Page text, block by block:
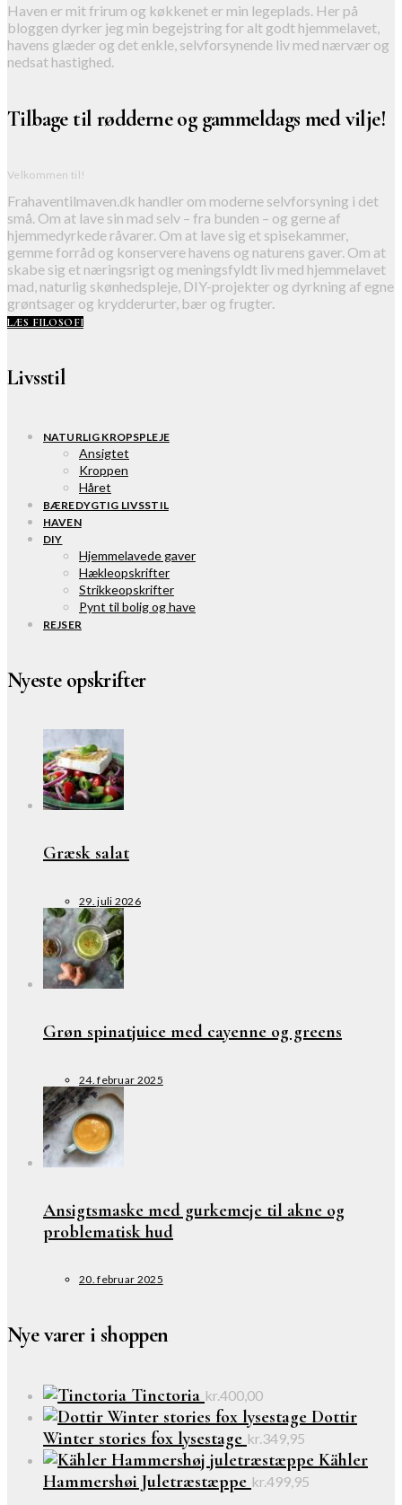
Haven er mit frirum og køkkenet er min legeplads. Her på
bloggen dyrker jeg min begejstring for alt godt hjemmelavet,
havens glæder og det enkle, selvforsynende liv med nærvær og
nedsat hastighed.
Tilbage til rødderne og gammeldags med vilje!
Velkommen til!
Frahaventilmaven.dk handler om moderne selvforsyning i det
små. Om at lave sin mad selv – fra bunden – og gerne af
hjemmedyrkede råvarer. Om at lave sig et spisekammer,
gemme forråd og konservere havens og naturens gaver. Om at
skabe sig et næringsrigt og meningsfyldt liv med hjemmelavet
mad, naturlig skønhedspleje, DIY-projekter og dyrkning af egne
grøntsager og krydderurter, bær og frugter.
LÆS FILOSOFI
Livsstil
NATURLIG KROPSPLEJE
Ansigtet
Kroppen
Håret
BÆREDYGTIG LIVSSTIL
HAVEN
DIY
Hjemmelavede gaver
Hækleopskrifter
Strikkeopskrifter
Pynt til bolig og have
REJSER
Nyeste opskrifter
Græsk salat
29. juli 2026
Grøn spinatjuice med cayenne og greens
24. februar 2025
Ansigtsmaske med gurkemeje til akne og
problematisk hud
20. februar 2025
Nye varer i shoppen
Tinctoria kr.400,00
Dottir
Winter stories fox lysestage kr. 349,95
Kähler
Hammershøi Juletræstæppe kr.499,95